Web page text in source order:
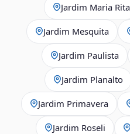
Jardim Maria Rita
Jardim Mesquita
Jardim Paulista
Jardim Planalto
Jardim Primavera
Jardim Roseli